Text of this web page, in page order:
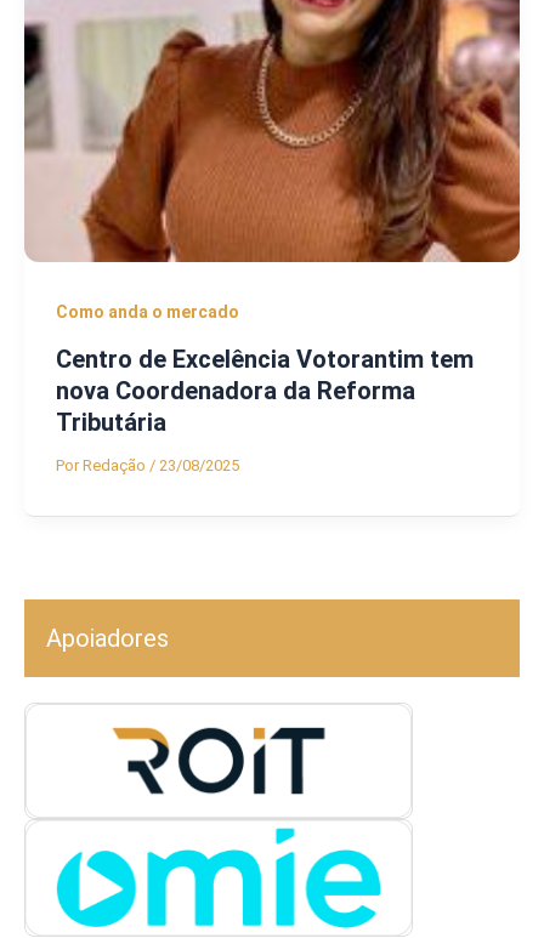
Como anda o mercado
Centro de Excelência Votorantim tem
nova Coordenadora da Reforma
Tributária
PorRedação / 23/08/2025
Apoiadores